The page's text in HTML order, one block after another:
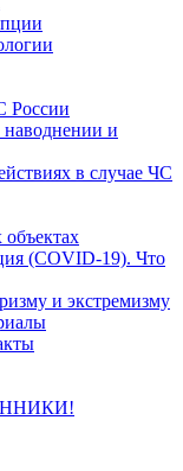
России
и
в случае ЧС
объектах
(COVID-19). Что
и экстремизму